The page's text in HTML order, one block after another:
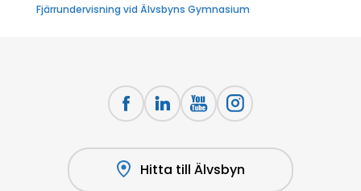
Fjärrundervisning vid Älvsbyns Gymnasium
Hitta till Älvsbyn